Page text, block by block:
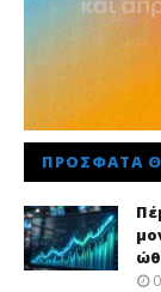
ΠΡΌΣΦΑΤΑ